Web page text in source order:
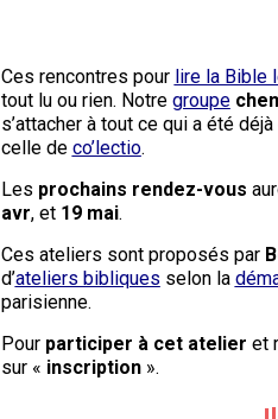
Ces rencontres pour lire la Bible
tout lu ou rien. Notre groupe
s’attacher à tout ce qui a été
celle de co’lectio.
Les prochains rendez-vous
avr, et 19 mai.
Ces ateliers sont proposés par
d’ateliers bibliques selon la
parisienne.
Pour participer à cet atelier et
sur « inscription».